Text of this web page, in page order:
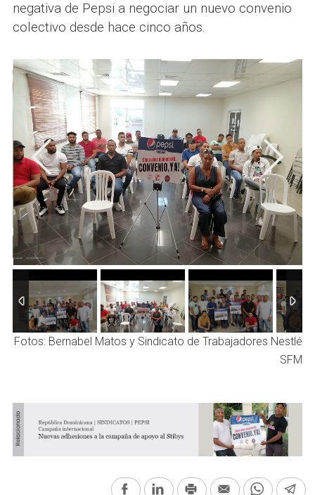
negativa de Pepsi a negociar un nuevo convenio
colectivo desde hace cinco años.
2/ 4
Fotos: Bernabel Matos y Sindicato de Trabajadores Nestlé
SFM
FacebookLinkedInPrint Email